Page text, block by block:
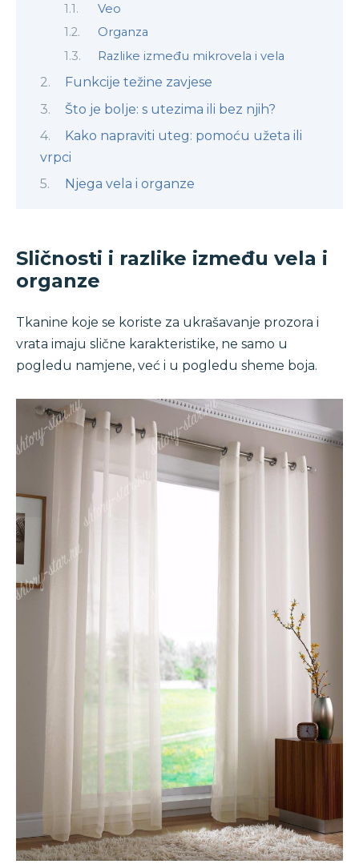
Veo
Organza
Razlike između mikrovela i vela
Funkcije težine zavjese
Što je bolje: s utezima ili bez njih?
Kako napraviti uteg: pomoću užeta ili
vrpci
Njega vela i organze
Sličnosti i razlike između vela i
organze
Tkanine koje se koriste za ukrašavanje prozora i
vrata imaju slične karakteristike, ne samo u
pogledu namjene, već i u pogledu sheme boja.